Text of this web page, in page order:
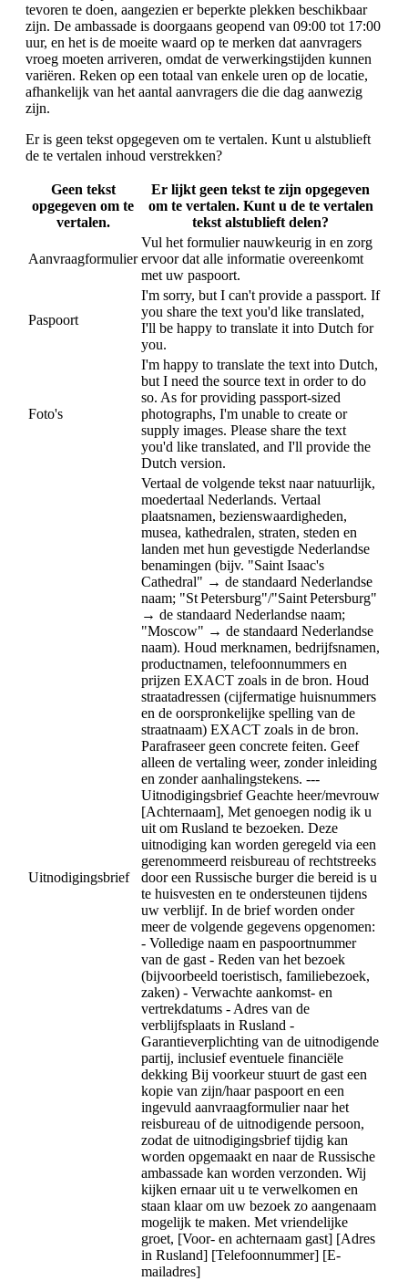
tevoren te doen, aangezien er beperkte plekken beschikbaar
zijn. De ambassade is doorgaans geopend van 09:00 tot 17:00
uur, en het is de moeite waard op te merken dat aanvragers
vroeg moeten arriveren, omdat de verwerkingstijden kunnen
variëren. Reken op een totaal van enkele uren op de locatie,
afhankelijk van het aantal aanvragers die die dag aanwezig
zijn.
Er is geen tekst opgegeven om te vertalen. Kunt u alstublieft
de te vertalen inhoud verstrekken?
Geen tekst
opgegeven om te
vertalen.
Er lijkt geen tekst te zijn opgegeven
om te vertalen. Kunt u de te vertalen
tekst alstublieft delen?
Aanvraagformulier
Vul het formulier nauwkeurig in en zorg
ervoor dat alle informatie overeenkomt
met uw paspoort.
Paspoort
I'm sorry, but I can't provide a passport. If
you share the text you'd like translated,
I'll be happy to translate it into Dutch for
you.
Foto's
I'm happy to translate the text into Dutch,
but I need the source text in order to do
so. As for providing passport-sized
photographs, I'm unable to create or
supply images. Please share the text
you'd like translated, and I'll provide the
Dutch version.
Uitnodigingsbrief
Vertaal de volgende tekst naar natuurlijk,
moedertaal Nederlands. Vertaal
plaatsnamen, bezienswaardigheden,
musea, kathedralen, straten, steden en
landen met hun gevestigde Nederlandse
benamingen (bijv. "Saint Isaac's
Cathedral" → de standaard Nederlandse
naam; "St Petersburg"/"Saint Petersburg"
→ de standaard Nederlandse naam;
"Moscow" → de standaard Nederlandse
naam). Houd merknamen, bedrijfsnamen,
productnamen, telefoonnummers en
prijzen EXACT zoals in de bron. Houd
straatadressen (cijfermatige huisnummers
en de oorspronkelijke spelling van de
straatnaam) EXACT zoals in de bron.
Parafraseer geen concrete feiten. Geef
alleen de vertaling weer, zonder inleiding
en zonder aanhalingstekens. ---
Uitnodigingsbrief Geachte heer/mevrouw
[Achternaam], Met genoegen nodig ik u
uit om Rusland te bezoeken. Deze
uitnodiging kan worden geregeld via een
gerenommeerd reisbureau of rechtstreeks
door een Russische burger die bereid is u
te huisvesten en te ondersteunen tijdens
uw verblijf. In de brief worden onder
meer de volgende gegevens opgenomen:
- Volledige naam en paspoortnummer
van de gast - Reden van het bezoek
(bijvoorbeeld toeristisch, familiebezoek,
zaken) - Verwachte aankomst- en
vertrekdatums - Adres van de
verblijfsplaats in Rusland -
Garantieverplichting van de uitnodigende
partij, inclusief eventuele financiële
dekking Bij voorkeur stuurt de gast een
kopie van zijn/haar paspoort en een
ingevuld aanvraagformulier naar het
reisbureau of de uitnodigende persoon,
zodat de uitnodigingsbrief tijdig kan
worden opgemaakt en naar de Russische
ambassade kan worden verzonden. Wij
kijken ernaar uit u te verwelkomen en
staan klaar om uw bezoek zo aangenaam
mogelijk te maken. Met vriendelijke
groet, [Voor- en achternaam gast] [Adres
in Rusland] [Telefoonnummer] [E-
mailadres]